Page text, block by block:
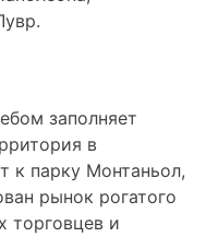
заполняет
в
к парку Монтаньол,
рынок рогатого
торговцев и